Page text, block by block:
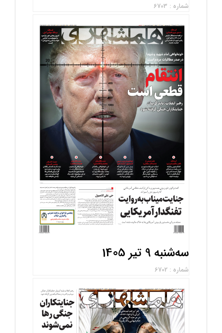
شماره : 6703
سه‌شنبه 9 تیر 1405
شماره : 6702